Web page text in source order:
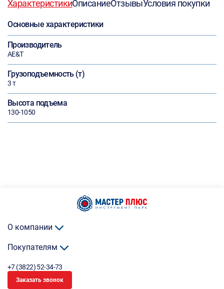
ХарактеристикиОписаниеОтзывыУсловия покупки
Основные характеристики
Производитель
AE&T
Грузоподъемность (т)
3 т
Высота подъема
130-1050
О компании
Покупателям
+7 (3822) 52-34-73
Заказать звонок